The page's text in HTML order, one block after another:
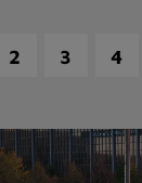
2 3 4